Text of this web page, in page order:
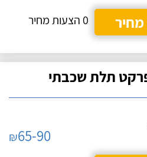
0 הצעות מחיר
תלת שכבתי
₪65-90